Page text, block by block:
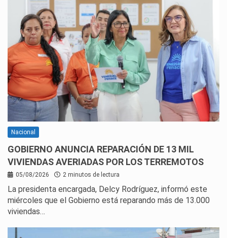
Nacional
GOBIERNO ANUNCIA REPARACIÓN DE 13 MIL
VIVIENDAS AVERIADAS POR LOS TERREMOTOS
05/08/2026 2 minutos de lectura
La presidenta encargada, Delcy Rodríguez, informó este
miércoles que el Gobierno está reparando más de 13.000
viviendas…